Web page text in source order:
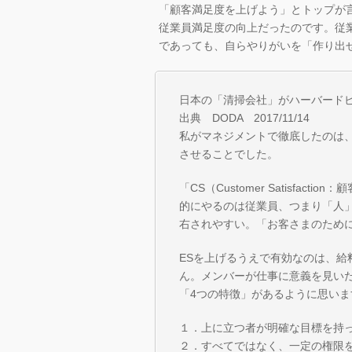
「顧客満足度を上げよう」とトップ
従業員満足度の向上だったのです。
であっても、自らやりがいを「作り出
日本の「清掃会社」がハーバード
出典 DODA 2017/11/14
私がマネジメントで徹底したのは
させることでした。
「CS（Customer Satisfaction：
的にやるのは従業員、つまり「人
右されやすい。「お客さまのため
ESを上げるうえで有効なのは、
ん。メンバーが仕事に意義を見い
「4つの特徴」があるように思い
１．上に立つ者が明確な目標を持
２．すべてではなく、一定の権限